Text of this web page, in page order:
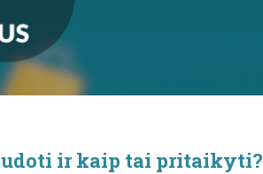
ir kaip tai pritaikyti?